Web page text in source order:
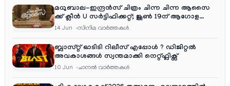
മധുബാല-ഇന്ദ്രൻസ് ചിത്രം ചിന്ന ചിന്ന ആസൈ
ക്ക് ക്ലീൻ U സർട്ടിഫിക്കറ്റ്; ജൂൺ 19ന് ആഗോള
റിലീസ്
14 Jun സിനിമ വാര്‍ത്തകള്‍
ബ്ലാസ്റ്റ് ഓടിടി റിലീസ് എപ്പോൾ ? ഡിജിറ്റൽ
അവകാശങ്ങൾ സ്വന്തമാക്കി നെറ്റ്ഫ്ലിക്സ്
10 Jun ചാനല്‍ വാര്‍ത്തകള്‍